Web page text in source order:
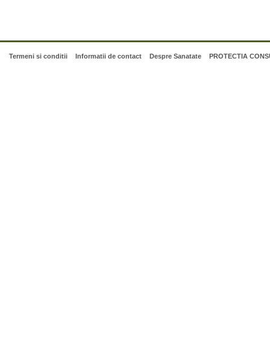
Termeni si conditii Informatii de contact Despre Sanatate PROTECTIA